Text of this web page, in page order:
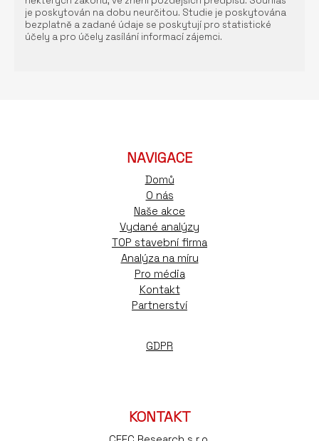
je poskytován na dobu neurčitou. Studie je poskytována
bezplatně a zadané údaje se poskytují pro statistické
účely a pro účely zasílání informací zájemci.
NAVIGACE
Domů
O nás
Naše akce
Vydané analýzy
TOP stavební firma
Analýza na míru
Pro média
Kontakt
Partnerství
GDPR
KONTAKT